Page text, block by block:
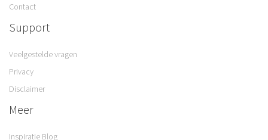
Contact
Support
Veelgestelde vragen
Privacy
Disclaimer
Meer
Inspiratie Blog